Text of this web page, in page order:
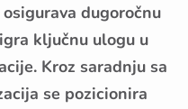
dugoročnu
ključnu ulogu u
Kroz saradnju sa
se pozicionira